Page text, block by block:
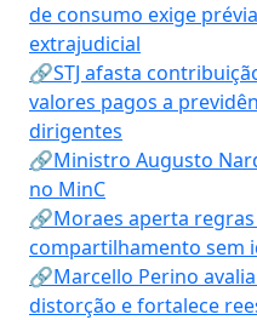
de consumo exige
extrajudicial
🔗STJ afasta
valores pagos a
dirigentes
🔗Ministro Augusto
no MinC
🔗Moraes aperta regras
compartilhamento sem
🔗Marcello Perino
distorção e fortalece